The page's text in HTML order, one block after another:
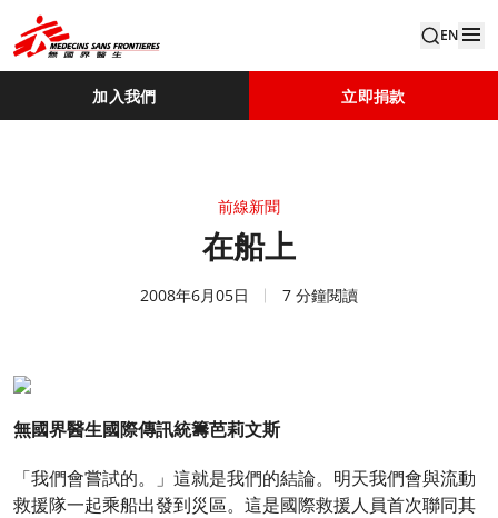
EN
加入我們 立即捐款
前線新聞
在船上
2008年6月05日 7 分鐘閱讀
無國界醫生國際傳訊統籌芭莉文斯
「我們會嘗試的。」這就是我們的結論。明天我們會與流動
救援隊一起乘船出發到災區。這是國際救援人員首次聯同其